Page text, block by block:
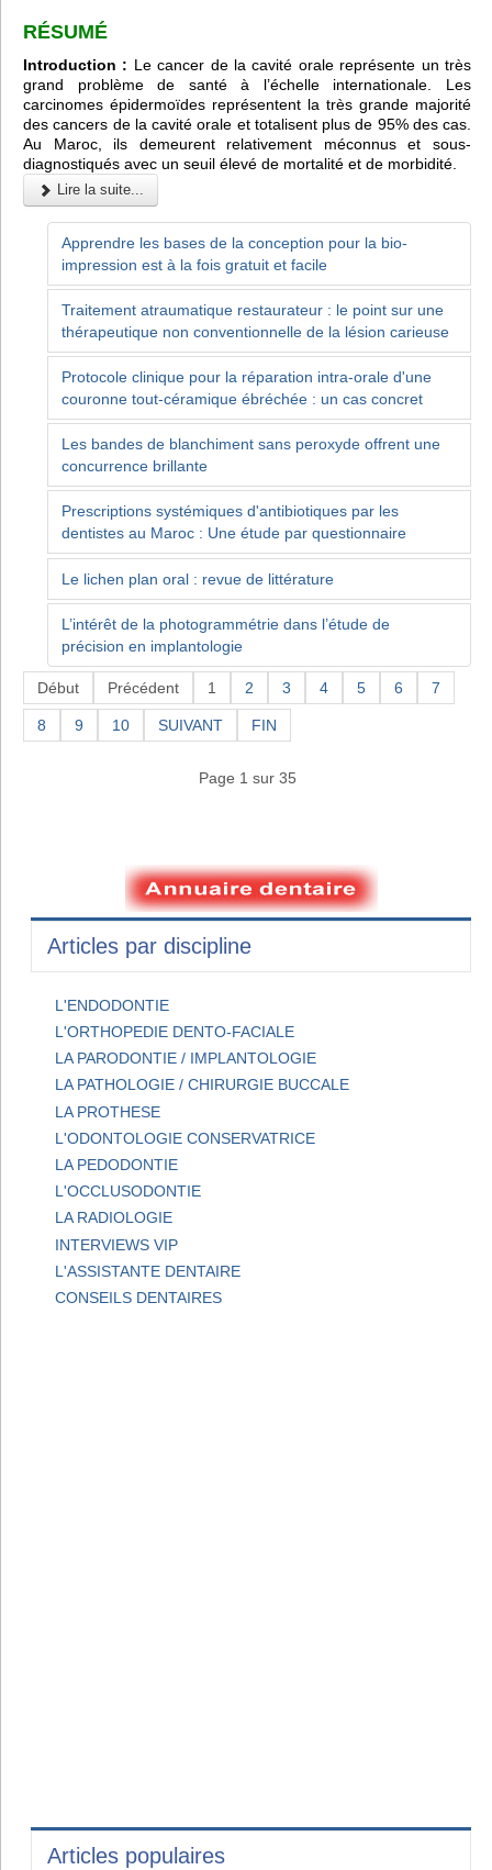
RÉSUMÉ
Introduction : Le cancer de la cavité orale représente un très
grand problème de santé à l’échelle internationale. Les
carcinomes épidermoïdes représentent la très grande majorité
des cancers de la cavité orale et totalisent plus de 95% des cas.
Au Maroc, ils demeurent relativement méconnus et sous-
diagnostiqués avec un seuil élevé de mortalité et de morbidité.
Lire la suite...
Apprendre les bases de la conception pour la bio-
impression est à la fois gratuit et facile
Traitement atraumatique restaurateur : le point sur une
thérapeutique non conventionnelle de la lésion carieuse
Protocole clinique pour la réparation intra-orale d'une
couronne tout-céramique ébréchée : un cas concret
Les bandes de blanchiment sans peroxyde offrent une
concurrence brillante
Prescriptions systémiques d'antibiotiques par les
dentistes au Maroc : Une étude par questionnaire
Le lichen plan oral : revue de littérature
L’intérêt de la photogrammétrie dans l’étude de
précision en implantologie
Début Précédent 1 2 3 4 5 6 7
8 9 10 SUIVANT FIN
Page 1 sur 35
Articles par discipline
L'ENDODONTIE
L'ORTHOPEDIE DENTO-FACIALE
LA PARODONTIE / IMPLANTOLOGIE
LA PATHOLOGIE / CHIRURGIE BUCCALE
LA PROTHESE
L'ODONTOLOGIE CONSERVATRICE
LA PEDODONTIE
L'OCCLUSODONTIE
LA RADIOLOGIE
INTERVIEWS VIP
L'ASSISTANTE DENTAIRE
CONSEILS DENTAIRES
Articles populaires